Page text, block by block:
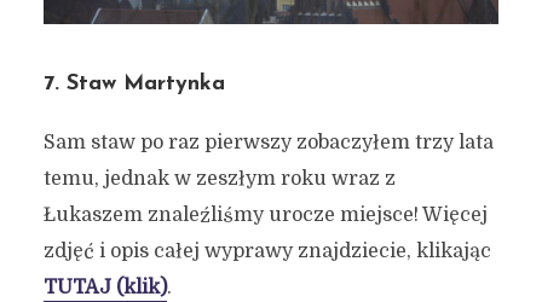
7. Staw Martynka
Sam staw po raz pierwszy zobaczyłem trzy lata
temu, jednak w zeszłym roku wraz z
Łukaszem znaleźliśmy urocze miejsce! Więcej
zdjęć i opis całej wyprawy znajdziecie, klikając
TUTAJ (klik).